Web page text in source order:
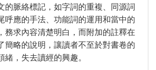
►
的脈絡標記，如字詞的重複、同源詞
呼應的手法、功能詞的運用和當中的
務求內容清楚明白，而附加的註釋在
簡略的說明，讓讀者不至於對書卷的
緒，失去讀經的興趣。